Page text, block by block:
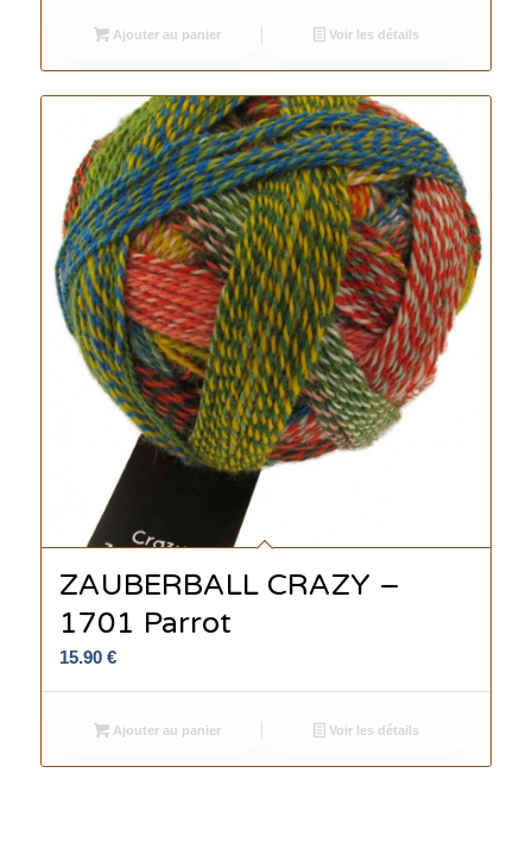
Ajouter au panier Voir les détails
ZAUBERBALL CRAZY –
1701 Parrot
15.90 €
Ajouter au panier Voir les détails